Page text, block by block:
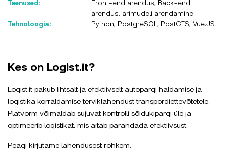
Teenused:
Front-end arendus, Back-end
arendus, ärimudeli arendamine
Tehnoloogia:
Python, PostgreSQL, PostGIS, Vue.JS
Kes on Logist.it?
Logist.it pakub lihtsalt ja efektiivselt autopargi haldamise ja
logistika korraldamise terviklahendust transpordiettevõtetele.
Platvorm võimaldab sujuvat kontrolli sõidukipargi üle ja
optimeerib logistikat, mis aitab parandada efektiivsust.
Peagi kirjutame lahendusest rohkem.